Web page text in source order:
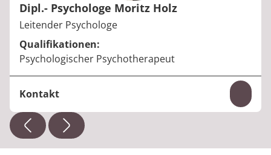
Dipl.- Psychologe Moritz Holz
Berufstitel:
Leitender Psychologe
Qualifikationen:
Psychologischer Psychotherapeut
Kontakt
Telefon:+49 6836 39-136
E-Mail:moritz.holz@median-kliniken.de